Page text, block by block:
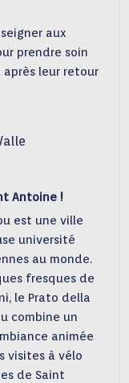
aux
prendre soin
leur retour
Antoine !
est une ville
université
au monde.
fresques de
le Prato della
combine un
animée
visites à vélo
de Saint